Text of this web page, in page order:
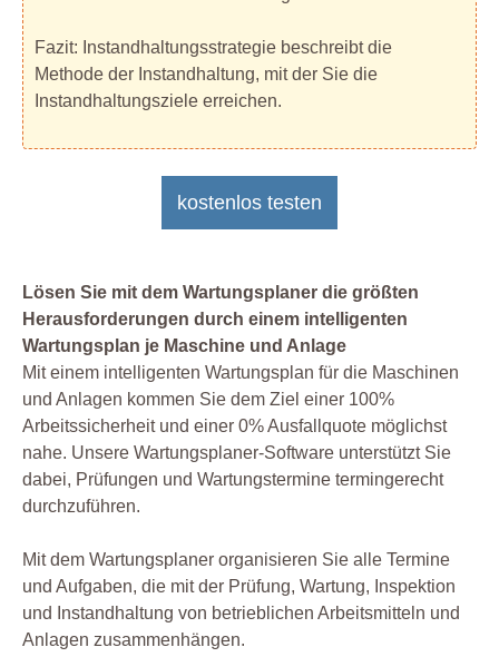
Fazit: Instandhaltungsstrategie beschreibt die
Methode der Instandhaltung, mit der Sie die
Instandhaltungsziele erreichen.
kostenlos testen
Lösen Sie mit dem Wartungsplaner die größten
Herausforderungen durch einem intelligenten
Wartungsplan je Maschine und Anlage
Mit einem intelligenten Wartungsplan für die Maschinen
und Anlagen kommen Sie dem Ziel einer 100%
Arbeitssicherheit und einer 0% Ausfallquote möglichst
nahe. Unsere Wartungsplaner-Software unterstützt Sie
dabei, Prüfungen und Wartungstermine termingerecht
durchzuführen.
Mit dem Wartungsplaner organisieren Sie alle Termine
und Aufgaben, die mit der Prüfung, Wartung, Inspektion
und Instandhaltung von betrieblichen Arbeitsmitteln und
Anlagen zusammenhängen.